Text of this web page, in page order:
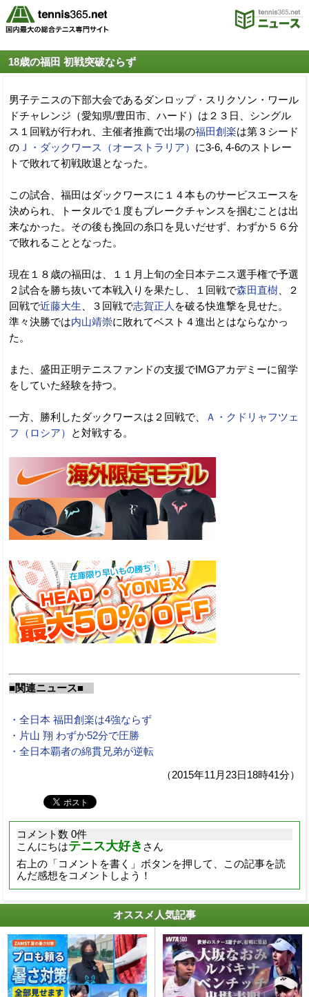
18歳の福田 初戦突破ならず
男子テニスの下部大会であるダンロップ・スリクソン・ワール
ドチャレンジ（愛知県/豊田市、ハード）は２３日、シングル
ス１回戦が行われ、主催者推薦で出場の福田創楽は第３シード
の Ｊ・ダックワース（オーストラリア） に3-6, 4-6のストレー
トで敗れて初戦敗退となった。
この試合、福田はダックワースに１４本ものサービスエースを
決められ、トータルで１度もブレークチャンスを掴むことは出
来なかった。その後も挽回の糸口を見いだせず、わずか５６分
で敗れることとなった。
現在１８歳の福田は、１１月上旬の全日本テニス選手権で予選
２試合を勝ち抜いて本戦入りを果たし、１回戦で森田直樹 、２
回戦で近藤大生 、３回戦で志賀正人 を破る快進撃を見せた。
準々決勝では内山靖崇に敗れてベスト４進出とはならなかっ
た。
また、盛田正明テニスファンドの支援でIMGアカデミーに留学
をしていた経験を持つ。
一方、勝利したダックワースは２回戦で、
Ａ・クドリャフツェ
フ（ロシア）
と対戦する。
■関連ニュース■
・全日本 福田創楽は4強ならず
・片山 翔 わずか52分で圧勝
・全日本覇者の綿貫兄弟が逆転
（2015年11月23日18時41分）
コメント数 0件
こんにちはテニス大好き さん
右上の「コメントを書く」ボタンを押して、この記事を読
んだ感想をコメントしよう！
オススメ人気記事